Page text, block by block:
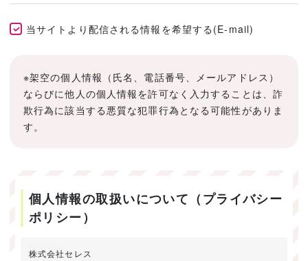
当サイトより配信される情報を希望する(E-mail)
※架空の個人情報（氏名、電話番号、メールアドレス）
ならびに他人の個人情報を許可なく入力することは、詐
欺行為に該当する悪質な犯罪行為となる可能性がありま
す。
個人情報の取扱いについて（プライバシー
ポリシー）
株式会社セレス